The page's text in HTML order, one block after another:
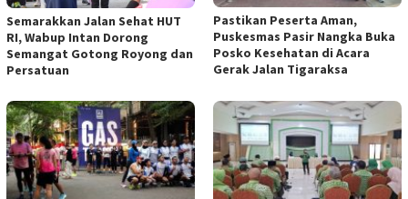
Semarakkan Jalan Sehat HUT
RI, Wabup Intan Dorong
Semangat Gotong Royong dan
Persatuan
Pastikan Peserta Aman,
Puskesmas Pasir Nangka Buka
Posko Kesehatan di Acara
Gerak Jalan Tigaraksa